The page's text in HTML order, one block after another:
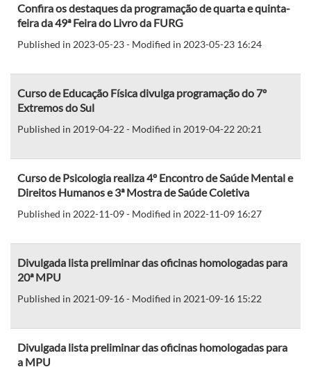
Confira os destaques da programação de quarta e quinta-
feira da 49ª Feira do Livro da FURG
Published in 2023-05-23 - Modified in 2023-05-23 16:24
Curso de Educação Física divulga programação do 7º
Extremos do Sul
Published in 2019-04-22 - Modified in 2019-04-22 20:21
Curso de Psicologia realiza 4º Encontro de Saúde Mental e
Direitos Humanos e 3ª Mostra de Saúde Coletiva
Published in 2022-11-09 - Modified in 2022-11-09 16:27
Divulgada lista preliminar das oficinas homologadas para
20ª MPU
Published in 2021-09-16 - Modified in 2021-09-16 15:22
Divulgada lista preliminar das oficinas homologadas para
a MPU